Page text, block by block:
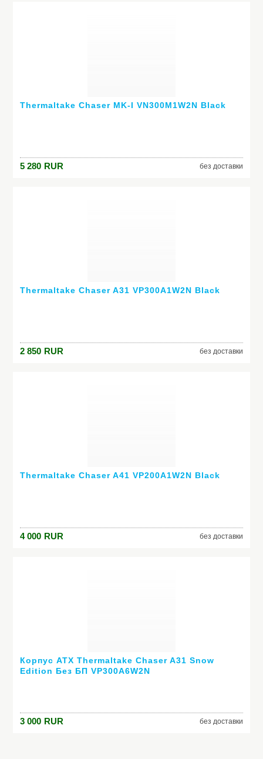
Thermaltake Chaser MK-I VN300M1W2N Black
5 280 RUR без доставки
Thermaltake Chaser A31 VP300A1W2N Black
2 850 RUR без доставки
Thermaltake Chaser A41 VP200A1W2N Black
4 000 RUR без доставки
Корпус ATX Thermaltake Chaser A31 Snow
Edition Без БП VP300A6W2N
3 000 RUR без доставки